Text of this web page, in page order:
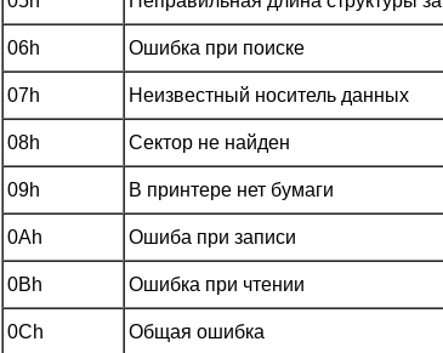
06h Ошибка при поиске
07h Неизвестный носитель данных
08h Сектор не найден
09h В принтере нет бумаги
0Ah Ошиба при записи
0Bh Ошибка при чтении
0Ch Общая ошибка